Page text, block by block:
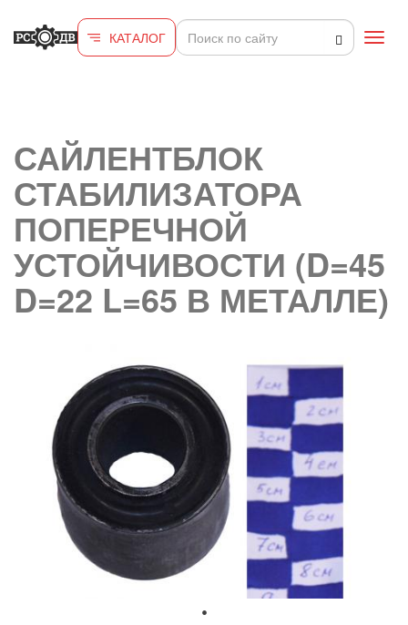
КАТАЛОГ
САЙЛЕНТБЛОК
СТАБИЛИЗАТОРА
ПОПЕРЕЧНОЙ
УСТОЙЧИВОСТИ (D=45
D=22 L=65 В МЕТАЛЛЕ)